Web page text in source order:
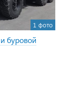
1 фото
буровой